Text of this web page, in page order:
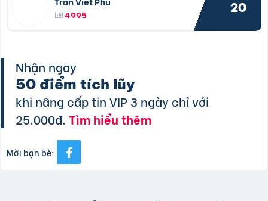
4995
20
Nhận ngay
50 điểm tích lũy
khi nâng cấp tin VIP 3 ngày chỉ với
25.000đ.Tìm hiểu thêm
Mời bạn bè: